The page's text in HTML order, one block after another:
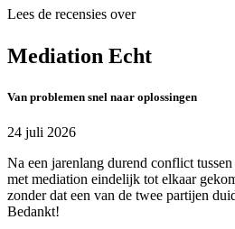
Lees de recensies over
Mediation Echt
Van problemen snel naar oplossingen
24 juli 2026
Na een jarenlang durend conflict
met mediation eindelijk tot elkaar
zonder dat een van de twee partijen
Bedankt!